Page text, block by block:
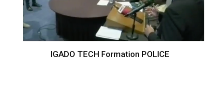
IGADO TECH Formation POLICE